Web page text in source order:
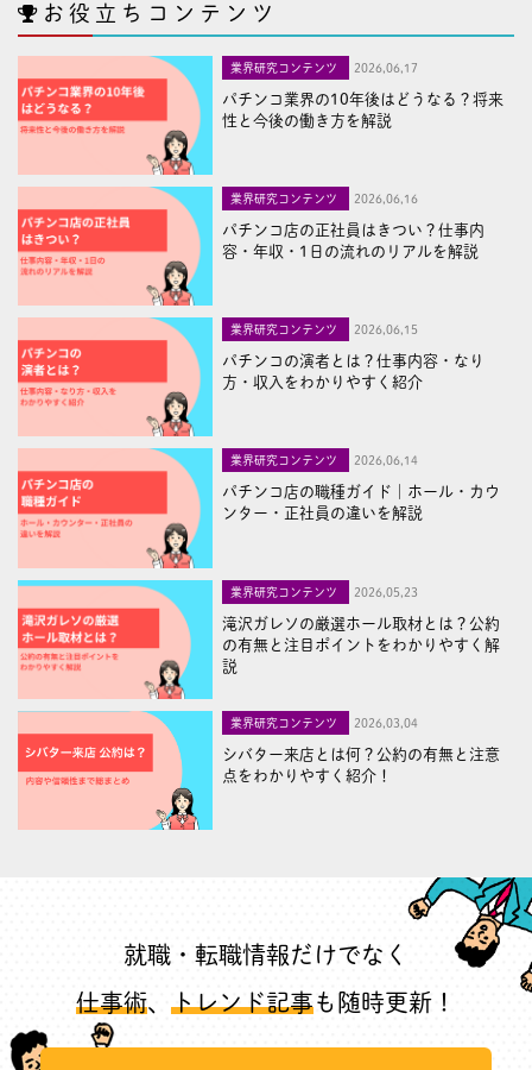
お役立ちコンテンツ
業界研究コンテンツ 2026,06,17
パチンコ業界の10年後はどうなる？将来
性と今後の働き方を解説
業界研究コンテンツ 2026,06,16
パチンコ店の正社員はきつい？仕事内
容・年収・1日の流れのリアルを解説
業界研究コンテンツ 2026,06,15
パチンコの演者とは？仕事内容・なり
方・収入をわかりやすく紹介
業界研究コンテンツ 2026,06,14
パチンコ店の職種ガイド｜ホール・カウ
ンター・正社員の違いを解説
業界研究コンテンツ 2026,05,23
滝沢ガレソの厳選ホール取材とは？公約
の有無と注目ポイントをわかりやすく解
説
業界研究コンテンツ 2026,03,04
シバター来店とは何？公約の有無と注意
点をわかりやすく紹介！
就職・転職情報だけでなく
仕事術、 トレンド記事も随時更新！